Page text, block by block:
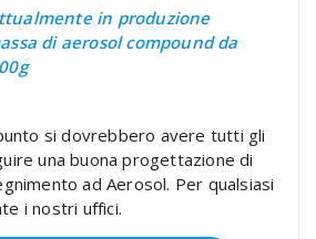
in produzione
di aerosol compound da
si dovrebbero avere tutti gli
una buona progettazione di
ad Aerosol. Per qualsiasi
i nostri uffici.